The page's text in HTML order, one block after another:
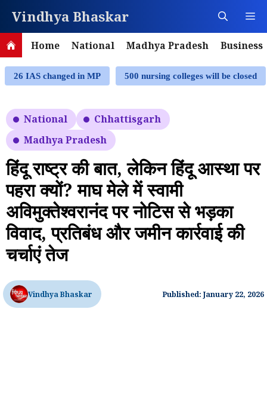
content
Vindhya Bhaskar
Home National Madhya Pradesh Business
26 IAS changed in MP 500 nursing colleges will be closed
National
Chhattisgarh
Madhya Pradesh
हिंदू राष्ट्र की बात, लेकिन हिंदू आस्था पर
पहरा क्यों? माघ मेले में स्वामी
अविमुक्तेश्वरानंद पर नोटिस से भड़का
विवाद, प्रतिबंध और जमीन कार्रवाई की
चर्चाएं तेज
Vindhya Bhaskar Published: January 22, 2026